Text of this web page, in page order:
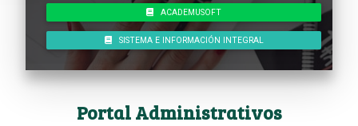
ACADEMUSOFT
SISTEMA E INFORMACIÓN INTEGRAL
Portal Administrativos